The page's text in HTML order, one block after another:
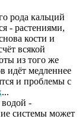
рода кальций
- растениями,
кости и
всякой
из того же
идёт медленнее
и проблемы с
...
-
системы может